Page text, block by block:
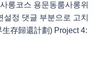
롱코스 용문동룸사롱위
정 댓글 부분으로 고치
存歸還計劃) Project 4: